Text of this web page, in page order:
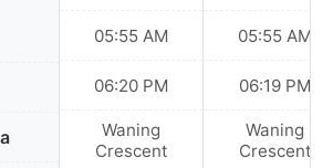
05:55 AM
06:20 PM
Waning
Crescent
05:55 AM
06:19 PM
Waning
Crescent